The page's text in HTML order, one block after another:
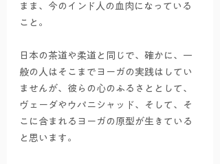
まま、今のインド人の血肉になっている
こと。
日本の茶道や柔道と同じで、確かに、一
般の人はそこまでヨーガの実践はしてい
ませんが、彼らの心のふるさととして、
ヴェーダやウパニシャッド、そして、そ
こに含まれるヨーガの原型が生きている
と思います。